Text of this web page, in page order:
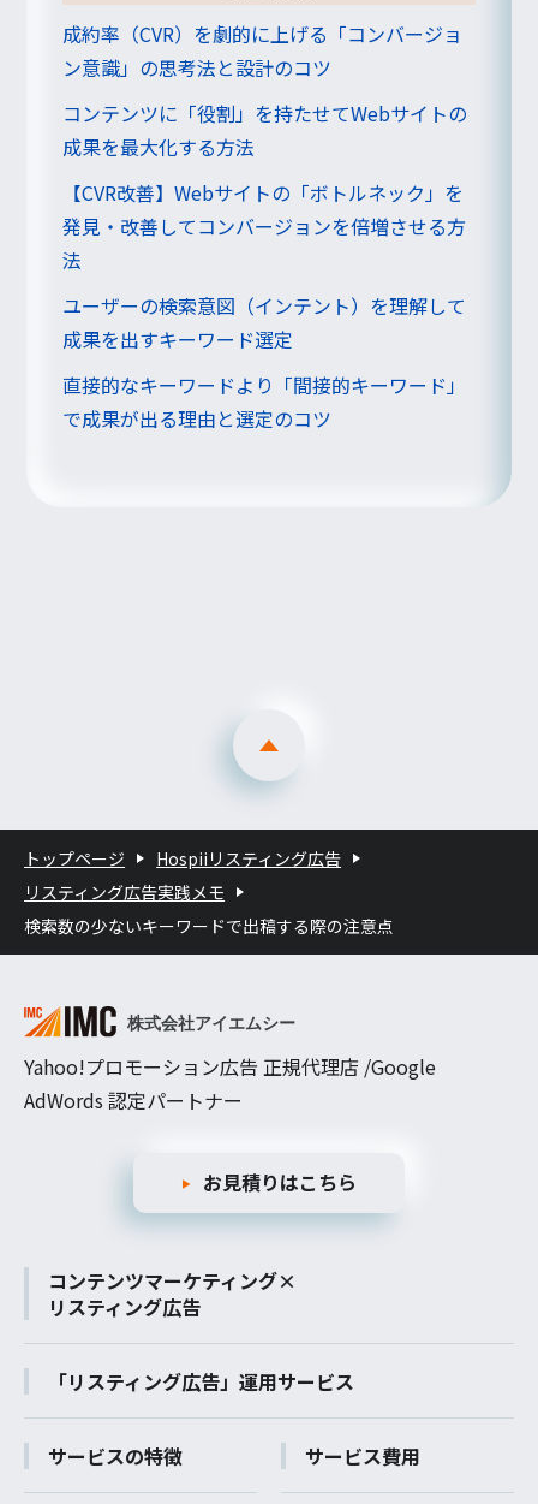
成約率（CVR）を劇的に上げる「コンバージョ
ン意識」の思考法と設計のコツ
コンテンツに「役割」を持たせてWebサイトの
成果を最大化する方法
【CVR改善】Webサイトの「ボトルネック」を
発見・改善してコンバージョンを倍増させる方
法
ユーザーの検索意図（インテント）を理解して
成果を出すキーワード選定
直接的なキーワードより「間接的キーワード」
で成果が出る理由と選定のコツ
トップページ
Hospiiリスティング広告
リスティング広告実践メモ
検索数の少ないキーワードで出稿する際の注意点
Yahoo!プロモーション広告 正規代理店 /Google
AdWords 認定パートナー
お見積りはこちら
コンテンツマーケティング×
リスティング広告
「リスティング広告」運用サービス
サービスの特徴 サービス費用